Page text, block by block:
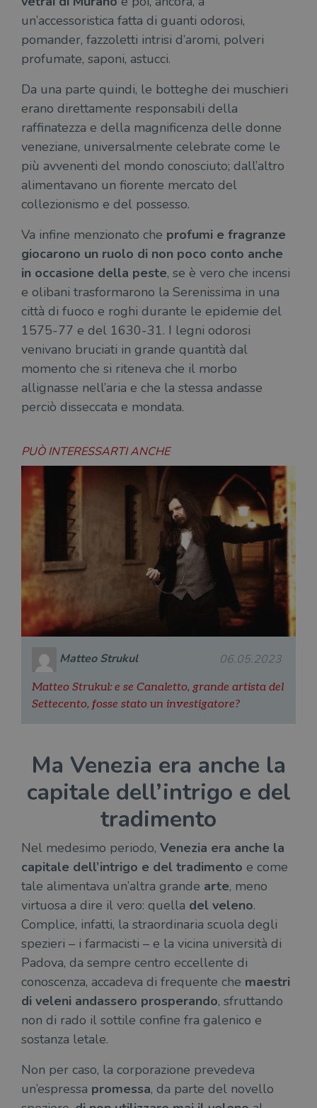
un’accessoristica fatta di guanti odorosi,
pomander, fazzoletti intrisi d’aromi, polveri
profumate, saponi, astucci.
Da una parte quindi, le botteghe dei muschieri
erano direttamente responsabili della
raffinatezza e della magnificenza delle donne
veneziane, universalmente celebrate come le
più avvenenti del mondo conosciuto; dall’altro
alimentavano un fiorente mercato del
collezionismo e del possesso.
Va infine menzionato che profumi e fragranze
giocarono un ruolo di non poco conto anche
in occasione della peste, se è vero che incensi
e olibani trasformarono la Serenissima in una
città di fuoco e roghi durante le epidemie del
1575-77 e del 1630-31. I legni odorosi
venivano bruciati in grande quantità dal
momento che si riteneva che il morbo
allignasse nell’aria e che la stessa andasse
perciò disseccata e mondata.
PUÒ INTERESSARTI ANCHE
Matteo Strukul 06.05.2023
Matteo Strukul: e se Canaletto, grande artista del
Settecento, fosse stato un investigatore?
Ma Venezia era anche la
capitale dell’intrigo e del
tradimento
Nel medesimo periodo, Venezia era anche la
capitale dell’intrigo e del tradimento e come
tale alimentava un’altra grande arte, meno
virtuosa a dire il vero: quella del veleno.
Complice, infatti, la straordinaria scuola degli
spezieri – i farmacisti – e la vicina università di
Padova, da sempre centro eccellente di
conoscenza, accadeva di frequente che maestri
di veleni andassero prosperando, sfruttando
non di rado il sottile confine fra galenico e
sostanza letale.
Non per caso, la corporazione prevedeva
un’espressa promessa, da parte del novello